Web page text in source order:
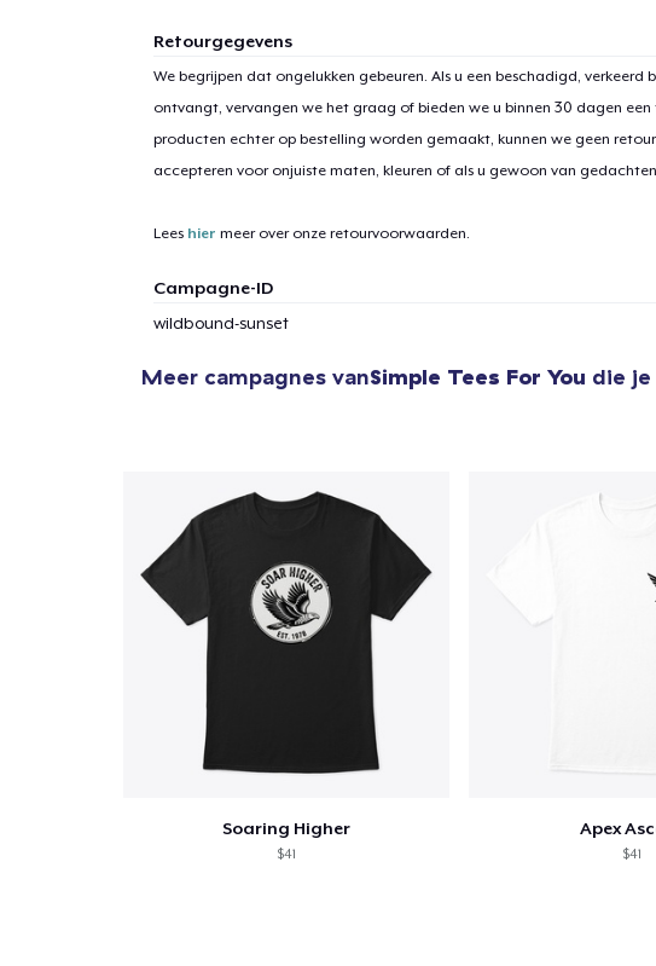
Retourgegevens
We begrijpen dat ongelukken gebeuren. Als u een beschadigd,
ontvangt, vervangen we het graag of bieden we u binnen 30 dagen
producten echter op bestelling worden gemaakt, kunnen we geen
accepteren voor onjuiste maten, kleuren of als u gewoon van
Lees hier meer over onze retourvoorwaarden.
Campagne-ID
wildbound-sunset
Meer campagnes vanSimple Tees For You die je
Soaring Higher
$41
Apex
$41
1